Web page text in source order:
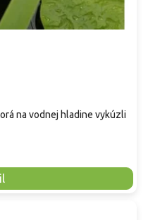
na vodnej hladine vykúzli